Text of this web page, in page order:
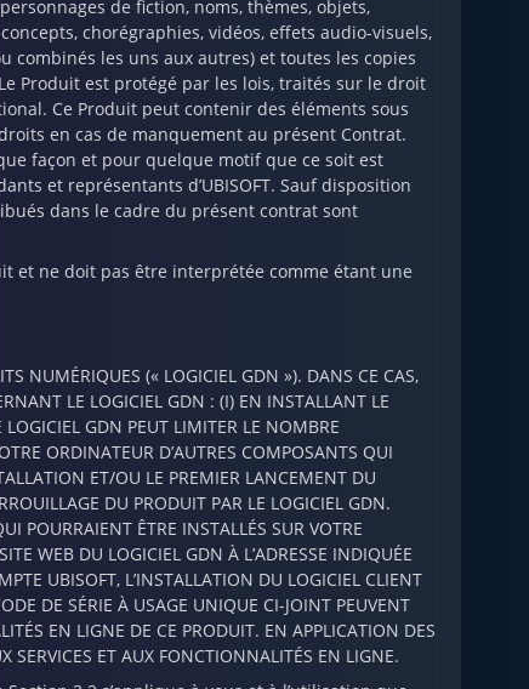
de fiction, noms, thèmes, objets,
chorégraphies, vidéos, effets audio-visuels,
les uns aux autres) et toutes les copies
Produit est protégé par les lois, traités sur le droit
Ce Produit peut contenir des éléments sous
en cas de manquement au présent Contrat.
façon et pour quelque motif que ce soit est
et représentants d’UBISOFT. Sauf disposition
dans le cadre du présent contrat sont
et ne doit pas être interprétée comme étant une
NUMÉRIQUES (« LOGICIEL GDN »). DANS CE CAS,
LE LOGICIEL GDN : (I) EN INSTALLANT LE
GDN PEUT LIMITER LE NOMBRE
ORDINATEUR D’AUTRES COMPOSANTS QUI
ET/OU LE PREMIER LANCEMENT DU
DU PRODUIT PAR LE LOGICIEL GDN.
POURRAIENT ÊTRE INSTALLÉS SUR VOTRE
WEB DU LOGICIEL GDN À L’ADRESSE INDIQUÉE
UBISOFT, L’INSTALLATION DU LOGICIEL CLIENT
DE SÉRIE À USAGE UNIQUE CI-JOINT PEUVENT
EN LIGNE DE CE PRODUIT. EN APPLICATION DES
SERVICES ET AUX FONCTIONNALITÉS EN LIGNE.